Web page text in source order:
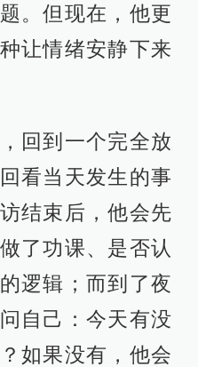
。但现在，他更
让情绪安静下来
回到一个完全放
看当天发生的事
结束后，他会先
了功课、是否认
逻辑；而到了夜
自己：今天有没
如果没有，他会